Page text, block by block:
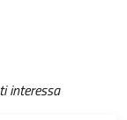
interessa